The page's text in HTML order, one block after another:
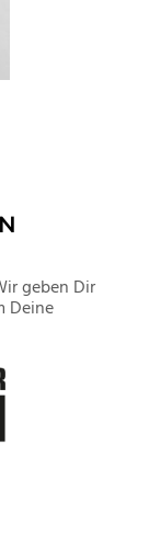
geben Dir
Deine